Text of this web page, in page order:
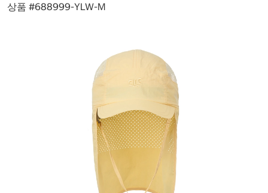
상품 #688999-YLW-M